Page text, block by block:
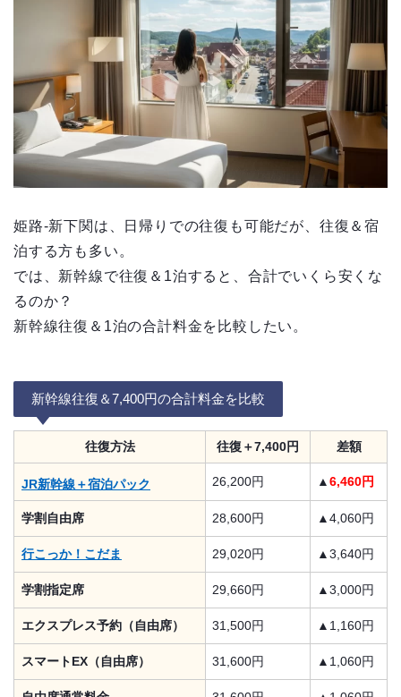
姫路-新下関は、日帰りでの往復も可能だが、往復＆宿
泊する方も多い。
では、新幹線で往復＆1泊すると、合計でいくら安くな
るのか？
新幹線往復＆1泊の合計料金を比較したい。
新幹線往復＆7,400円の合計料金を比較
往復方法 往復＋7,400円 差額
JR新幹線＋宿泊パック 26,200円 ▲6,460円
学割自由席 28,600円 ▲4,060円
行こっか！こだま 29,020円 ▲3,640円
学割指定席 29,660円 ▲3,000円
エクスプレス予約（自由席） 31,500円 ▲1,160円
スマートEX（自由席） 31,600円 ▲1,060円